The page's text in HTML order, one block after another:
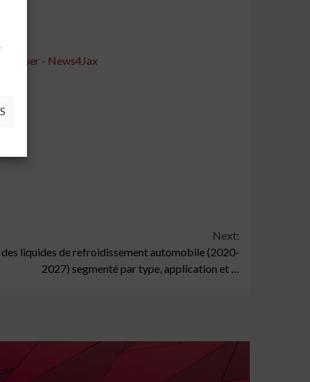
- News4Jax
Next:
liquides de refroidissement automobile (2020-
2027) segmenté par type, application et …